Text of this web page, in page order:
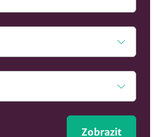
Zobrazit